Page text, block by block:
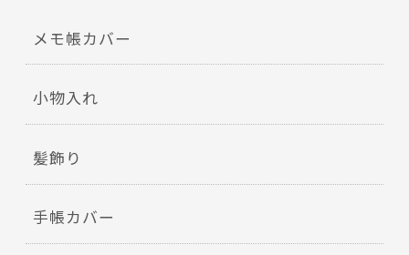
メモ帳カバー
小物入れ
髪飾り
手帳カバー